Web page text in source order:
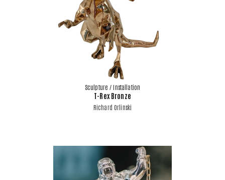
Sculpture / Installation
T-Rex Bronze
Richard Orlinski